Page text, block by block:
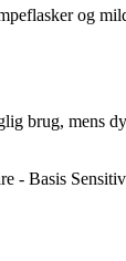
og
mens
- Basis Sensitiv